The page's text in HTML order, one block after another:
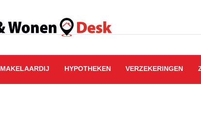
MAKELAARDIJ HYPOTHEKEN VERZEKERINGEN